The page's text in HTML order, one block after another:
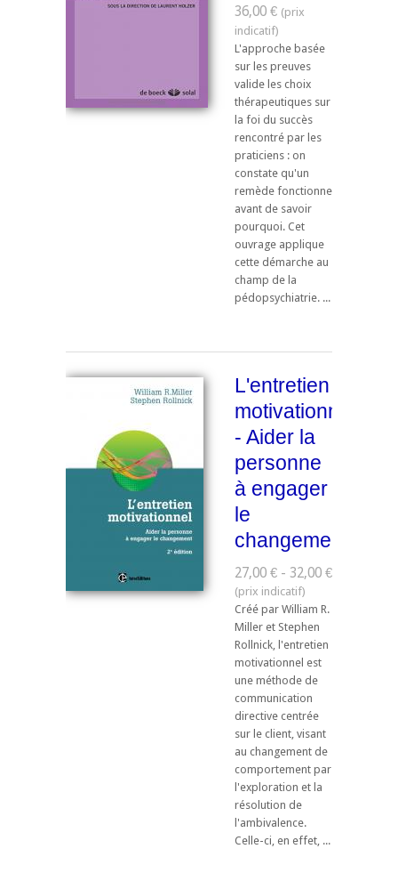
36,00 €
L'approche basée
sur les preuves
valide les choix
thérapeutiques sur
la foi du succès
rencontré par les
praticiens : on
constate qu'un
remède fonctionne
avant de savoir
pourquoi. Cet
ouvrage applique
cette démarche au
champ de la
pédopsychiatrie. ...
L'entretien
motivationnel
- Aider la
personne
à engager
le
changement
27,00 € - 32,00 €
Créé par William R.
Miller et Stephen
Rollnick, l'entretien
motivationnel est
une méthode de
communication
directive centrée
sur le client, visant
au changement de
comportement par
l'exploration et la
résolution de
l'ambivalence.
Celle-ci, en effet, ...